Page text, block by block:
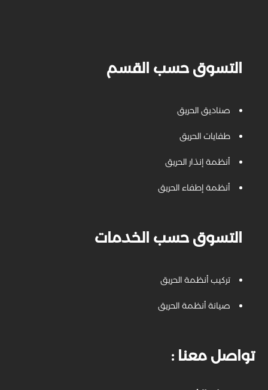
: تواصل معنا
التسوق حسب القسم
صناديق الحريق
طفايات الحريق
أنظمة إنذار الحريق
أنظمة إطفاء الحريق
التسوق حسب الخدمات
تركيب أنظمة الحريق
صيانة أنظمة الحريق